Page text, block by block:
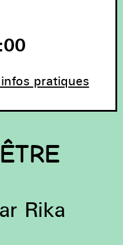
Gezicht op de
© belga/Hollandse
pratiques
Rika